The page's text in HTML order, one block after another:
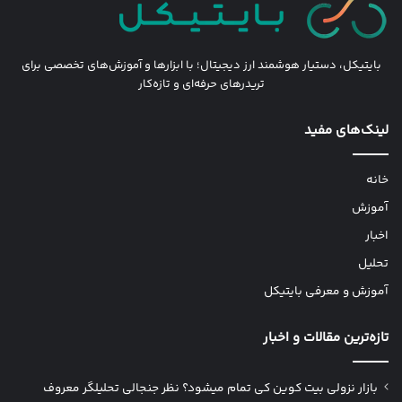
بایتیکل، دستیار هوشمند ارز دیجیتال؛ با ابزارها و آموزش‌های تخصصی برای
تریدرهای حرفه‌ای و تازه‌کار
لینک‌های مفید
خانه
آموزش
اخبار
تحلیل
آموزش و معرفی بایتیکل
تازه‌ترین مقالات و اخبار
بازار نزولی بیت کوین کی تمام میشود؟ نظر جنجالی تحلیلگر معروف